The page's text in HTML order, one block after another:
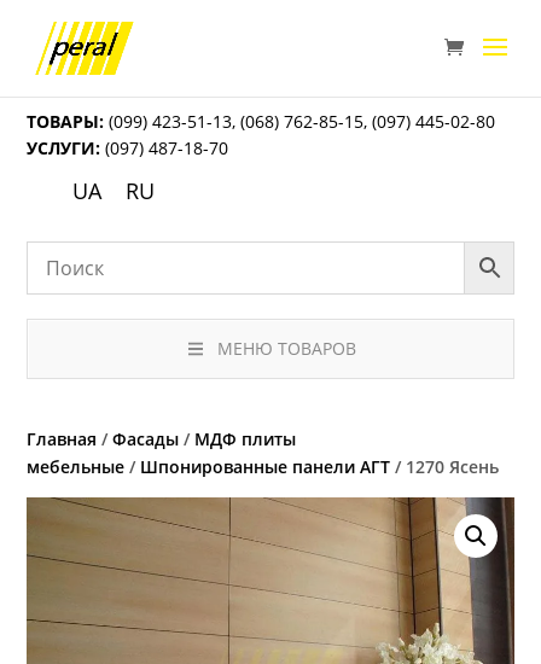
ТОВАРЫ: (099) 423-51-13,(068) 762-85-15,(097) 445-02-80
УСЛУГИ: (097) 487-18-70
UA RU
МЕНЮ ТОВАРОВ
Главная /Фасады / МДФ плиты
мебельные / Шпонированные панели АГТ / 1270 Ясень